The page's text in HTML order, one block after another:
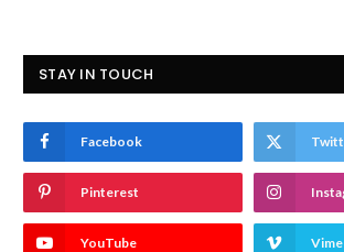
STAY IN TOUCH
Facebook
Pinterest
YouTube